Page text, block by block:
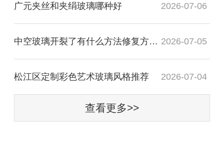
广元夹丝和夹绢玻璃哪种好 2026-07-06
中空玻璃开裂了有什么方法修复方法？ 2026-07-05
松江区定制彩色艺术玻璃风格推荐 2026-07-04
查看更多>>